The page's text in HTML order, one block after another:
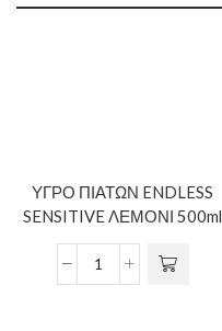
ΥΓΡΟ ΠΙΑΤΩΝ ENDLESS
SENSITIVE ΛΕΜΟΝΙ 500ml